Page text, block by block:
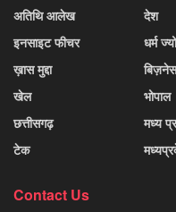
अतिथि आलेख
इनसाइट फीचर
ख़ास मुद्दा
खेल
छत्तीसगढ़
टेक
देश
धर्म
बिज़नेस
भोपाल
मध्य
Contact Us